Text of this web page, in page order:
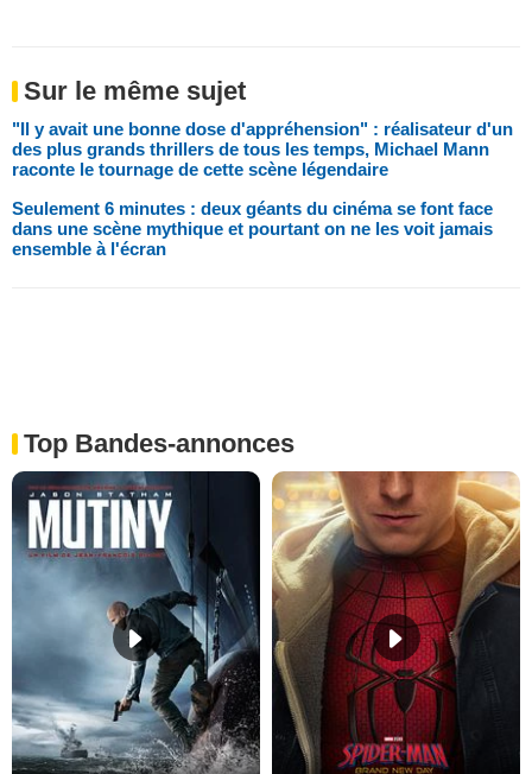
Sur le même sujet
"Il y avait une bonne dose d'appréhension" : réalisateur d'un
des plus grands thrillers de tous les temps, Michael Mann
raconte le tournage de cette scène légendaire
Seulement 6 minutes : deux géants du cinéma se font face
dans une scène mythique et pourtant on ne les voit jamais
ensemble à l'écran
Top Bandes-annonces